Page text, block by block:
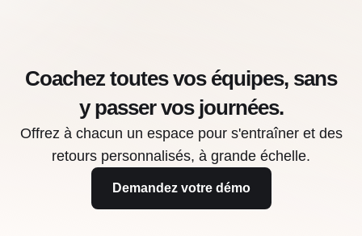
Coachez toutes vos équipes, sans
y passer vos journées.
Offrez à chacun un espace pour s'entraîner et des
retours personnalisés, à grande échelle.
Demandez votre démo